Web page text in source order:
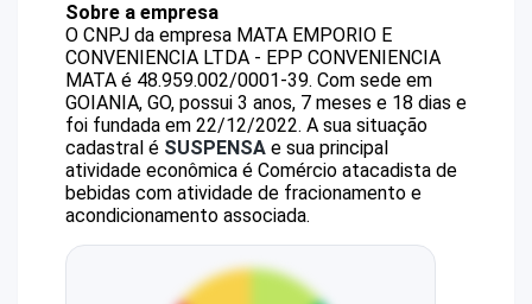
Sobre a empresa
O CNPJ da empresa MATA EMPORIO E
CONVENIENCIA LTDA - EPP CONVENIENCIA
MATA é 48.959.002/0001-39. Com sede em
GOIANIA, GO, possui 3 anos, 7 meses e 18 dias e
foi fundada em 22/12/2022. A sua situação
cadastral é SUSPENSA e sua principal
atividade econômica é Comércio atacadista de
bebidas com atividade de fracionamento e
acondicionamento associada.